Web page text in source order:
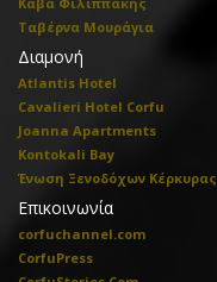
Ταβέρνα Μουράγια
Διαμονή
Atlantis Hotel
Cavalieri Hotel Corfu
Joanna Apartments
Kontokali Bay
Ένωση Ξενοδόχων Κέρκυρας
Επικοινωνία
corfuchannel.com
CorfuPress